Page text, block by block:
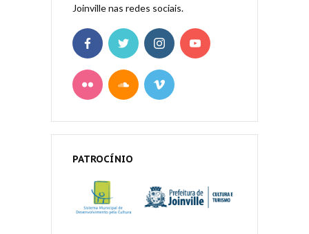
Joinville nas redes sociais.
PATROCÍNIO